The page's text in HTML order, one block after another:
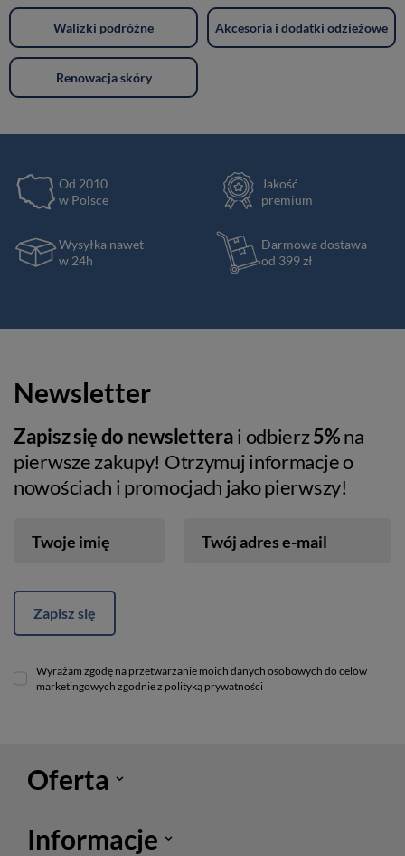
Walizki podróżne Akcesoria i dodatki odzieżowe
Renowacja skóry
Od 2010
w Polsce
Jakość
premium
Wysyłka nawet
w 24h
Darmowa dostawa
od 399 zł
Newsletter
Zapisz się do newsletterai odbierz5%na
pierwsze zakupy! Otrzymuj informacje o
nowościach i promocjach jako pierwszy!
Twoje imię Twój adres e-mail
Zapisz się
Wyrażam zgodę na przetwarzanie moich danych osobowych do celów
marketingowych zgodnie z polityką prywatności
Oferta
Informacje